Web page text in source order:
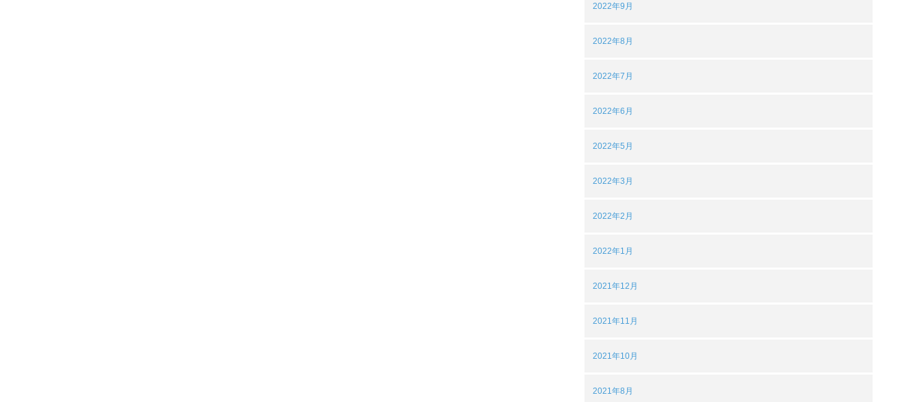
2022年9月
2022年8月
2022年7月
2022年6月
2022年5月
2022年3月
2022年2月
2022年1月
2021年12月
2021年11月
2021年10月
2021年8月